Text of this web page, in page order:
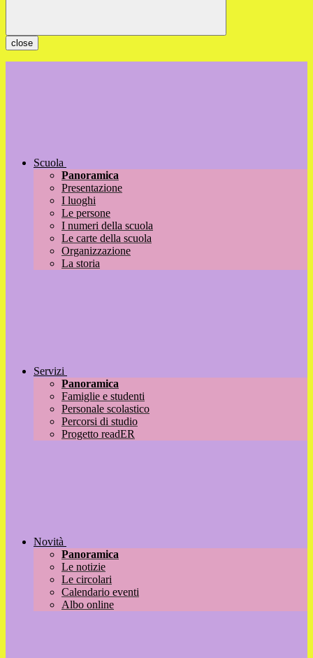
close
Scuola
Panoramica
Presentazione
I luoghi
Le persone
I numeri della scuola
Le carte della scuola
Organizzazione
La storia
Servizi
Panoramica
Famiglie e studenti
Personale scolastico
Percorsi di studio
Progetto readER
Novità
Panoramica
Le notizie
Le circolari
Calendario eventi
Albo online